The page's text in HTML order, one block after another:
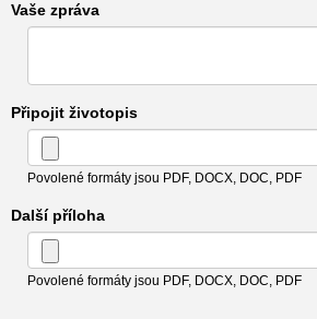
Vaše zpráva
Připojit životopis
Povolené formáty jsou PDF, DOCX, DOC, PDF
Další příloha
Povolené formáty jsou PDF, DOCX, DOC, PDF